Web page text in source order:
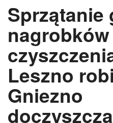
Sprzątanie
Leszno
Gniezno